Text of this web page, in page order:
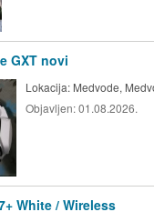
GXT novi
Lokacija: Medvode,
Objavljen:01.08.2026.
White / Wireless